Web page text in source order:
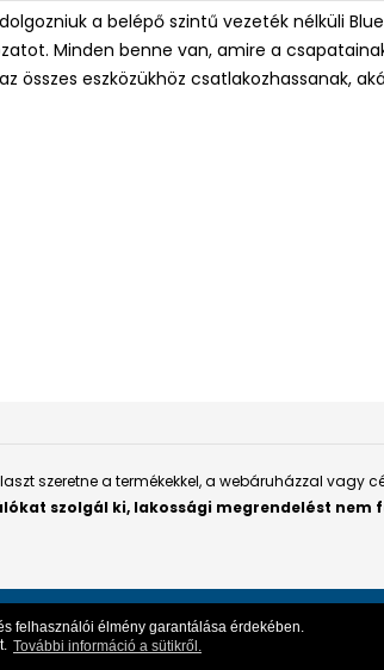
felhasználói élmény garantálása érdekében.
További információ a sütikről.
a belépő szintű vezeték nélküli
Minden benne van, amire a
összes eszközükhöz csatlakozhassanak,
szeretne a termékekkel, a webáruházzal
szolgál ki, lakossági megrendelést nem
| Webshop használati kézikönyv |